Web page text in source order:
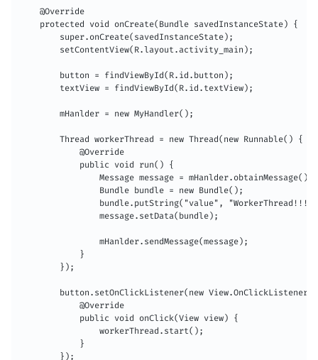
    @Override
    protected void onCreate(Bundle savedInstanceState) {
        super.onCreate(savedInstanceState);
        setContentView(R.layout.activity_main);
        button = findViewById(R.id.button);
        textView = findViewById(R.id.textView);
        mHanlder = new MyHandler();
        Thread workerThread = new Thread(new Runnable() {
            @Override
            public void run() {
                Message message = mHanlder.obtainMessage();
                Bundle bundle = new Bundle();
bundle.putString("value",
                message.setData(bundle);
                mHanlder.sendMessage(message);
            }
        });
button.setOnClickListener(new
            @Override
            public void onClick(View view) {
                workerThread.start();
            }
        });